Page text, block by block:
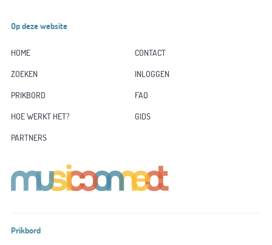
Op deze website
HOME
CONTACT
ZOEKEN
INLOGGEN
PRIKBORD
FAQ
HOE WERKT HET?
GIDS
PARTNERS
Prikbord